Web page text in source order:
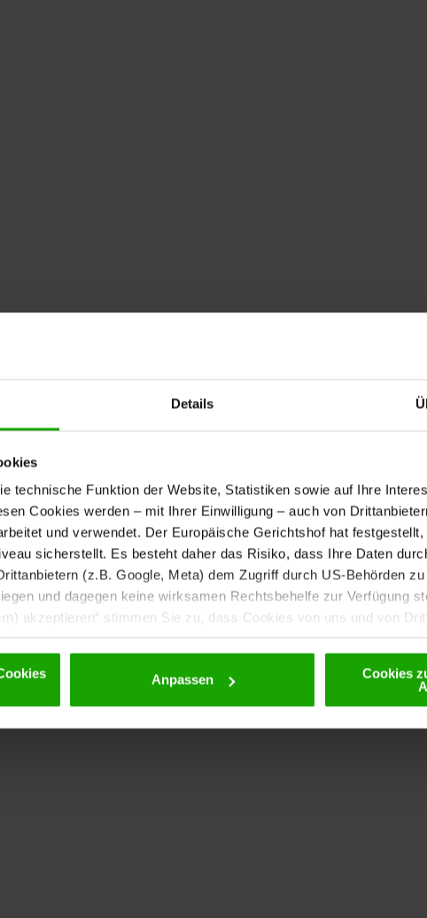
Details
technische Funktion der Website, Statistiken sowie auf Ihre
Cookies werden – mit Ihrer Einwilligung – auch von
und verwendet. Der Europäische Gerichtshof hat
sicherstellt. Es besteht daher das Risiko, dass Ihre Daten
(z.B. Google, Meta) dem Zugriff durch US-Behörden
und dagegen keine wirksamen Rechtsbehelfe zur Verfügung
akzeptieren“ stimmen Sie zu, dass Cookies von uns und von
Anpassen
Cookies